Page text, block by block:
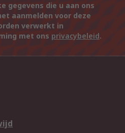
gegevens die u aan ons
aanmelden voor deze
verwerkt in
met ons privacybeleid.